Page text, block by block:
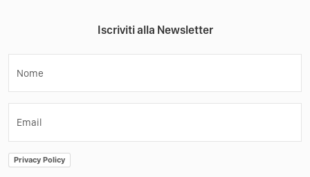
Iscriviti alla Newsletter
Nome
Email
Privacy Policy